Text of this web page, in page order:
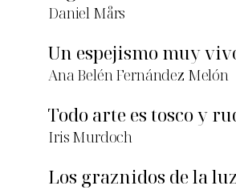
Daniel Mårs
Un espejismo muy
Ana Belén Fernández Melón
Todo arte es tosco y
Iris Murdoch
Los graznidos de la luz